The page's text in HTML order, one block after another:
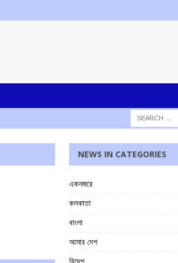
NEWS IN CATEGORIES
একনজরে
কলকাতা
বাংলা
আমার দেশ